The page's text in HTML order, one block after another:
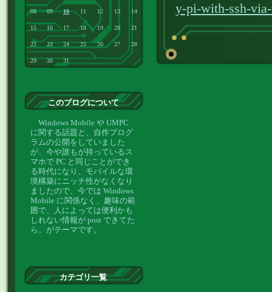
08 09 10 11 12 13 14
15 16 17 18 19 20 21
22 23 24 25 26 27 28
29 30 31
このブログについて
Windows Mobile や UMPC
に関する話題と、自作プログ
ラムの公開をしていました
が、今や誰もが持っているス
マホで PC と同じことができ
る時代になり、モバイルな環
境構築にニッチ性がなくなり
ましたので、今では Windows
Mobile に関係なく、趣味の範
囲で、人によっては便利かも
しれない情報が post できてた
ら、がテーマです。
カテゴリ一覧
y-pi-with-ssh-